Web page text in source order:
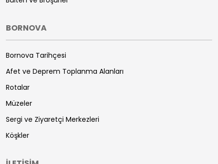
BORNOVA
Bornova Tarihçesi
Afet ve Deprem Toplanma Alanları
Rotalar
Müzeler
Sergi ve Ziyaretçi Merkezleri
Köşkler